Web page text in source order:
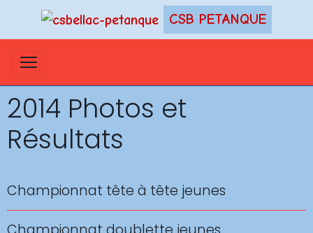
CSB PETANQUE
2014 Photos et
Résultats
Championnat tête à tête jeunes